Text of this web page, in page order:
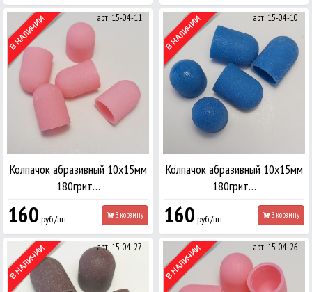
арт: 15-04-11
Колпачок абразивный 10х15мм
180грит…
160 руб./шт. В корзину
арт: 15-04-10
Колпачок абразивный 10х15мм
180грит…
160 руб./шт. В корзину
арт: 15-04-27 арт: 15-04-26